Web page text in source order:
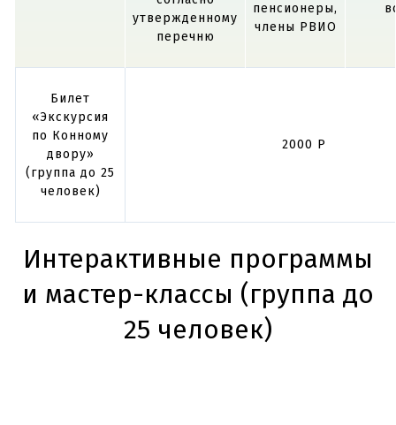
400/группа до 25
выставки
утвержденному
перечню
пенсионеры,
члены РВИО
Билет
«Экскурсия
по Конному
двору»
(группа до 25
человек)
2000 Р
Интерактивные программы
и мастер-классы (группа до
25 человек)